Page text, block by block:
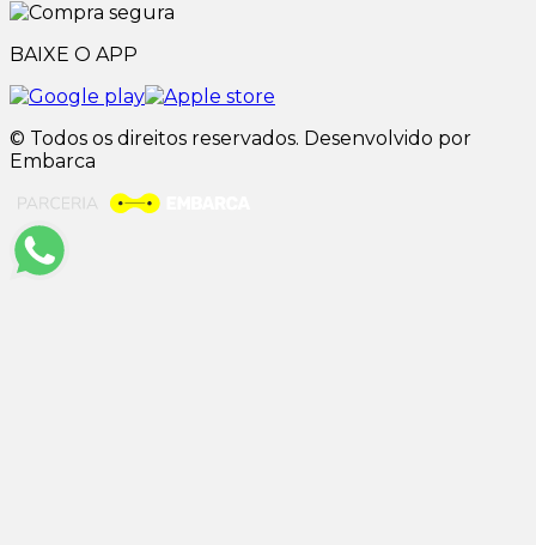
BAIXE O APP
© Todos os direitos reservados. Desenvolvido por
Embarca